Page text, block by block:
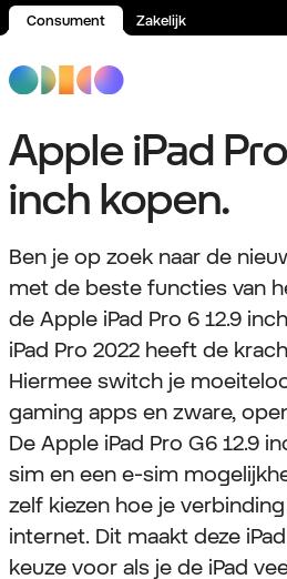
Consument Zakelijk
Apple iPad
inch kopen.
Ben je op zoek naar de
met de beste functies van
de Apple iPad Pro 6 12.9
iPad Pro 2022 heeft de
Hiermee switch je
gaming apps en zware,
De Apple iPad Pro G6 12.9
sim en een e-sim
zelf kiezen hoe je
internet. Dit maakt deze
keuze voor als je de iPad